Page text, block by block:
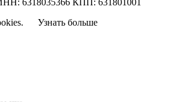
6318035366 КПП: 631801001
Узнать больше